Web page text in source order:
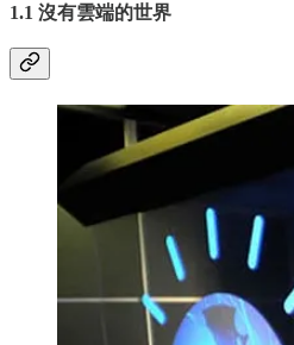
1.1 沒有雲端的世界